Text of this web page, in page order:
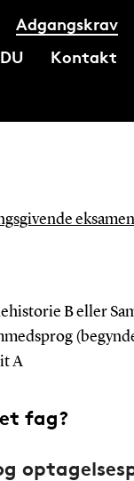
Adgangskrav
Kontakt
eksamen
B eller
A
fag?